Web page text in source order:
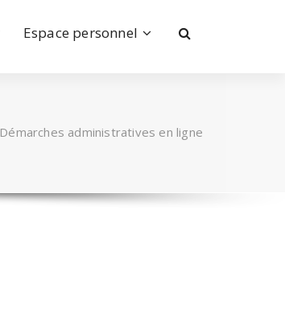
Espace personnel
Démarches administratives en ligne